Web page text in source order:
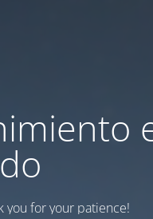
you for your patience!